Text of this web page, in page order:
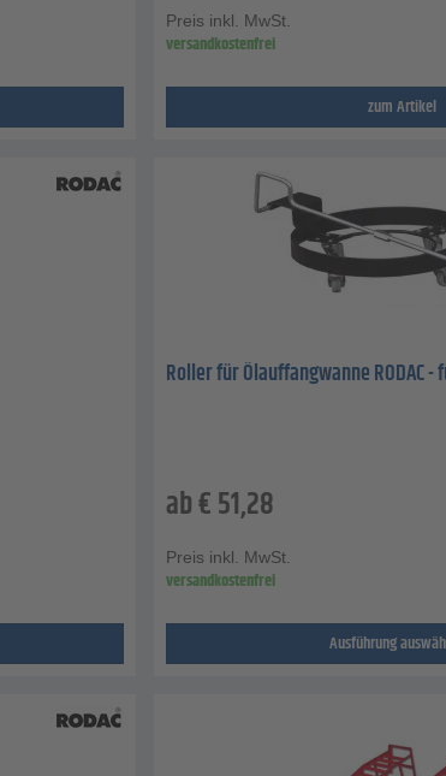
Preis inkl. MwSt.
versandkostenfrei
zum Artikel
Roller für Ölauffangwanne RODAC -
ab€51,28
Preis inkl. MwSt.
versandkostenfrei
Ausführung